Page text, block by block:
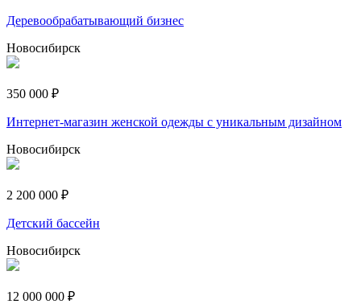
Деревообрабатывающий бизнес
Новосибирск
350 000 ₽
Интернет-магазин женской одежды с уникальным дизайном
Новосибирск
2 200 000 ₽
Детский бассейн
Новосибирск
12 000 000 ₽